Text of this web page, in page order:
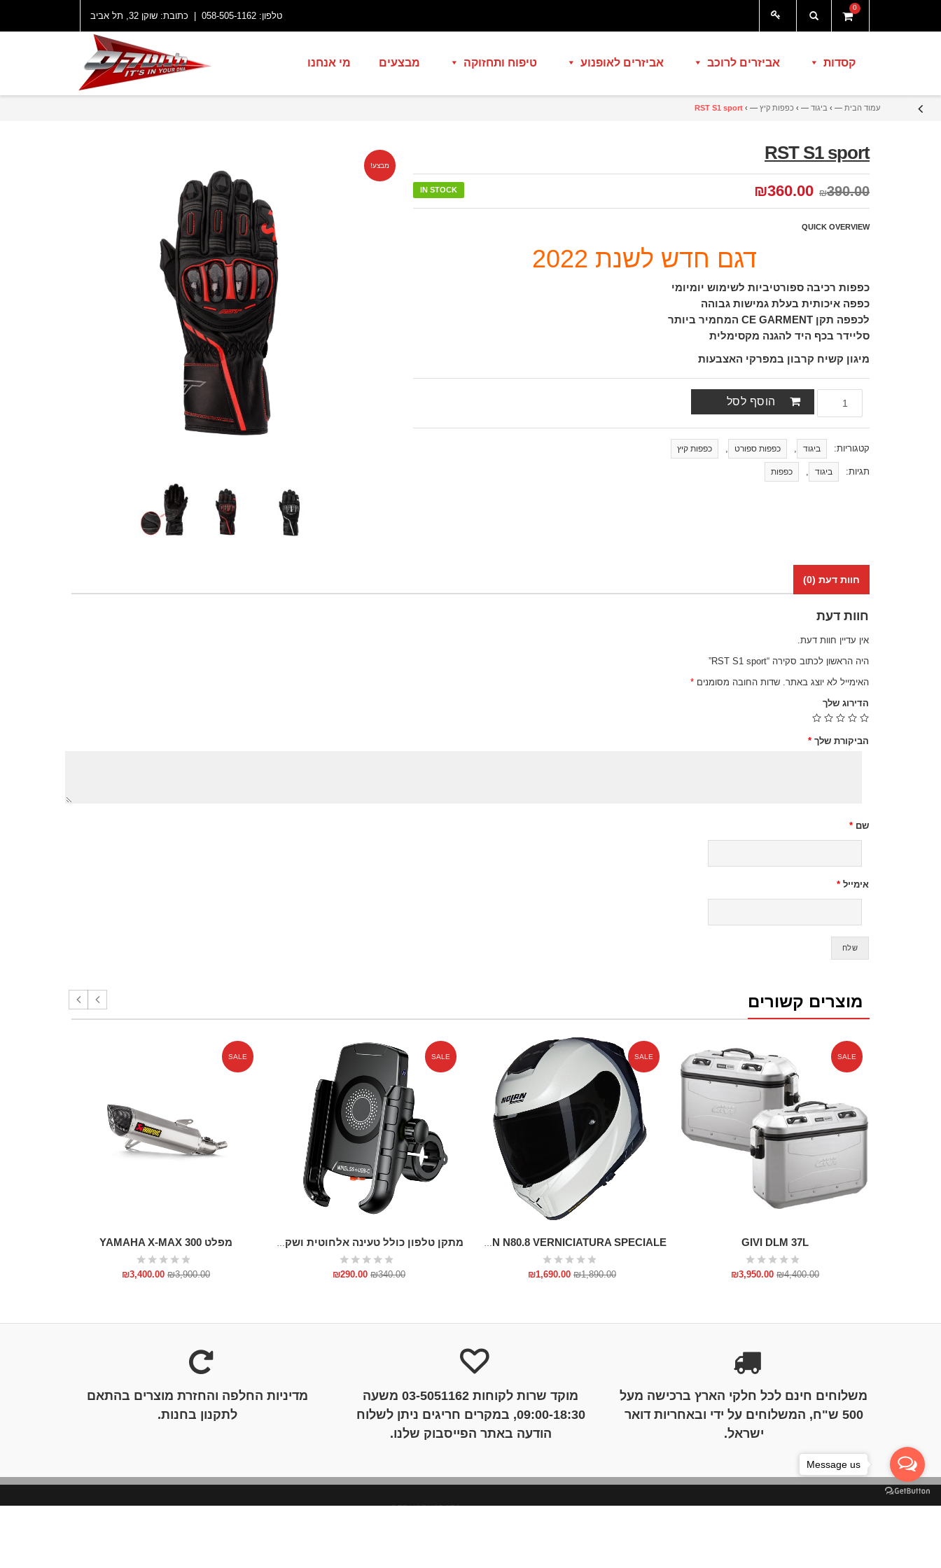
טלפון: 058-505-1162 | כתובת: שוקן 32, תל אביב
0
קסדות אביזרים לרוכב אביזרים לאופנוע טיפוח ותחזוקה מבצעים מי אנחנו
עמוד הבית — › ביגוד — › כפפות קיץ — ›
RST S1 sport
מבצע!
RST S1 sport
₪390.00
₪360.00
IN STOCK
QUICK OVERVIEW
דגם חדש לשנת 2022
כפפות רכיבה ספורטיביות לשימוש יומיומי
כפפה איכותית בעלת גמישות גבוהה
לכפפה תקן CE GARMENT המחמיר ביותר
סליידר בכף היד להגנה מקסימלית
מיגון קשיח קרבון במפרקי האצבעות
הוסף לסל
קטגוריות: ביגוד , כפפות ספורט , כפפות קיץ
תגיות: ביגוד , כפפות
חוות דעת (0)
חוות דעת
אין עדיין חוות דעת.
היה הראשון לכתוב סקירה “RST S1 sport”
האימייל לא יוצג באתר. שדות החובה מסומנים *
הדירוג שלך
הביקורת שלך *
שם *
אימייל *
מוצרים קשורים
SALE
GIVI DLM 37L
₪4,400.00
₪3,950.00
SALE
₪1,890.00
₪1,690.00
SALE
₪340.00
₪290.00
SALE
מפלט YAMAHA X-MAX 300
₪3,900.00
₪3,400.00
משלוחים חינם לכל חלקי הארץ ברכישה מעל
500 ש"ח, המשלוחים על ידי ובאחריות דואר
ישראל.
מוקד שרות לקוחות 03-5051162 משעה
09:00-18:30, במקרים חריגים ניתן לשלוח
הודעה באתר הפייסבוק שלנו.
מדיניות החלפה והחזרת מוצרים בהתאם
לתקנון בחנות.
GFDHJGHJDJFJ
Message us